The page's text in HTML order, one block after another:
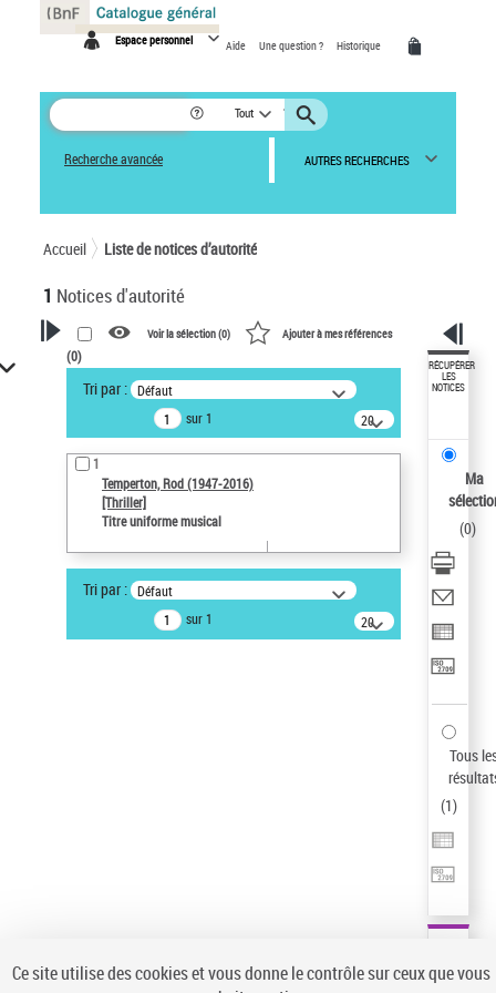
Espace personnel Aide Une question ? Historique
Tout
Recherche avancée AUTRES RECHERCHES
Accueil Liste de notices d’autorité
1 Notices d'autorité
VOTRE RECHERCHE
Recherche avancée dans les
notices d’autorité
Œuvres liées à l'auteur :
Temperton, Rod (1947-2016)
Type de notice d'autorité
Voir la sélection (0) Ajouter à mes références
(0)
Tri par : Défaut
sur 1
20
résultats/page
1
Temperton, Rod (1947-2016)
[Thriller]
Titre uniforme musical
Tri par : Défaut
sur 1
20
résultats/page
RÉCUPÉRER
LES
NOTICES
Ma
(0)
Tous
(1)
Panneau de gestion des cookies
Ce site utilise des cookies et vous donne le contrôle sur ceux que vous